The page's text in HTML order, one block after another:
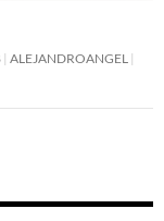
ALEJANDROANGEL